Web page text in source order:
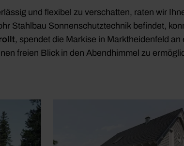
und flexibel zu verschatten, raten wir
Stahlbau Sonnenschutztechnik befindet,
, spendet die Markise in Marktheidenfeld an
freien Blick in den Abendhimmel zu